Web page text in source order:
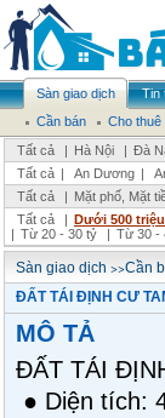
Sàn giao dịch Tin
Cần bán
Cho thuê
Tất cả
| Hà Nội | Đà
Tất cả | An Dương |
Tất cả
| Mặt phố, Mặt
Tất cả
| Dưới 500 triệu
| Từ 20 - 30 tỷ | Từ 30 -
Sàn giao dịch >>Cần
ĐẤT TÁI ĐỊNH CƯ
MÔ TẢ
ĐẤT TÁI
● Diện tích: